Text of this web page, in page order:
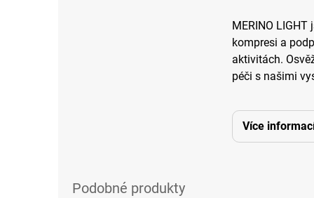
MERINO
kompresi a
aktivitách.
péči s našimi
Více